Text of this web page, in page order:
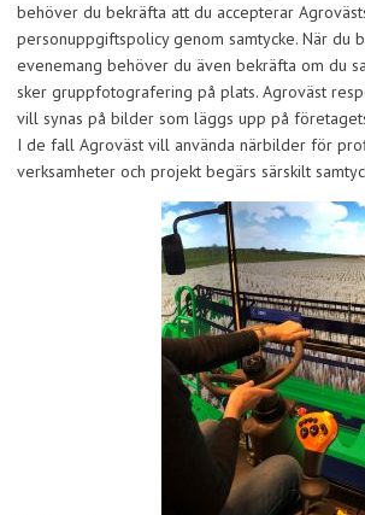
behöver du bekräfta att du accepterar
personuppgiftspolicy genom samtycke. När du
evenemang behöver du även bekräfta om du
sker gruppfotografering på plats. Agroväst
vill synas på bilder som läggs upp på
I de fall Agroväst vill använda närbilder för
verksamheter och projekt begärs särskilt